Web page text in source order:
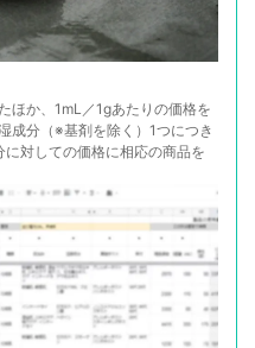
ほか、1mL／1gあたりの価格を
成分（※基剤を除く）1つにつき
対しての価格に相応の商品を